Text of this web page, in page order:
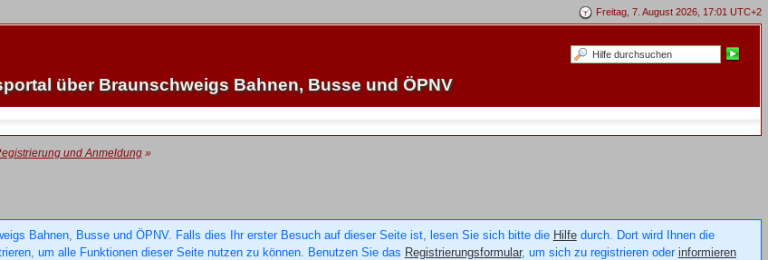
Freitag, 7. August 2026, 17:01 UTC+2
über Braunschweigs Bahnen, Busse und ÖPNV
und Anmeldung»
Bahnen, Busse und ÖPNV. Falls dies Ihr erster Besuch auf dieser Seite ist, lesen Sie sich bitte die Hilfedurch. Dort wird Ihnen die
um alle Funktionen dieser Seite nutzen zu können. Benutzen Sie das Registrierungsformular, um sich zu registrieren oder informieren